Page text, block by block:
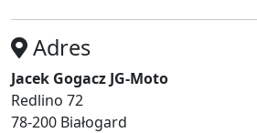
Adres
Jacek Gogacz JG-Moto
Redlino 72
78-200 Białogard